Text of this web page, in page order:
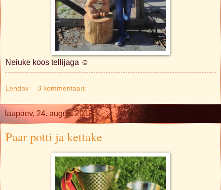
Neiuke koos tellijaga ☺
Lendav 3 kommentaari:
laupäev, 24. august 2019
Paar potti ja kettake